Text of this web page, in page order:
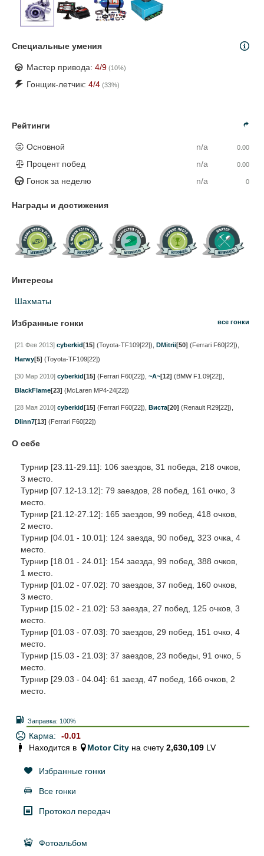
Специальные умения
Мастер привода: 4/9 (10%)
Гонщик-летчик: 4/4 (33%)
Рейтинги
Основной n/a 0.00
Процент побед n/a 0.00
Гонок за неделю n/a 0
Награды и достижения
Интересы
Шахматы
Избранные гонки все гонки
[21 Фев 2013] cyberkid[15] (Toyota-TF109[22]) DMitrii[50] (Ferrari F60[22])
Harwy[5] (Toyota-TF109[22])
[30 Мар 2010] cyberkid[15] (Ferrari F60[22]) ~A~[12] (BMW F1.09[22])
BlackFlame[23] (McLaren MP4-24[22])
[28 Мая 2010] cyberkid[15] (Ferrari F60[22]) Виста[20] (Renault R29[22])
Dlinn7[13] (Ferrari F60[22])
О себе
Турнир [23.11-29.11]: 106 заездов, 31 победа, 218 очков,
3 место.
Турнир [07.12-13.12]: 79 заездов, 28 побед, 161 очко, 3
место.
Турнир [21.12-27.12]: 165 заездов, 99 побед, 418 очков,
2 место.
Турнир [04.01 - 10.01]: 124 заезда, 90 побед, 323 очка, 4
место.
Турнир [18.01 - 24.01]: 154 заезда, 99 побед, 388 очков,
1 место.
Турнир [01.02 - 07.02]: 70 заездов, 37 побед, 160 очков,
3 место.
Турнир [15.02 - 21.02]: 53 заезда, 27 побед, 125 очков, 3
место.
Турнир [01.03 - 07.03]: 70 заездов, 29 побед, 151 очко, 4
место.
Турнир [15.03 - 21.03]: 37 заездов, 23 победы, 91 очко, 5
место.
Турнир [29.03 - 04.04]: 61 заезд, 47 побед, 166 очков, 2
место.
Заправка: 100%
Карма:
-0.01
Находится в
Motor City на счету 2,630,109 LV
Избранные гонки
Все гонки
Протокол передач
Фотоальбом